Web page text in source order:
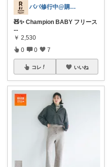
パパ修行中@購入ありがとうございます！
🧸✨ Champion BABY フリース
...
￥ 2,530
0 0 7
コレ いいね